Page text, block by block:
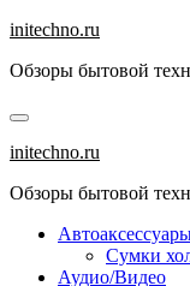
Перейти
содержанию
initechno.ru
Обзоры бытовой
initechno.ru
Обзоры бытовой
Сумки
Аудио/Видео